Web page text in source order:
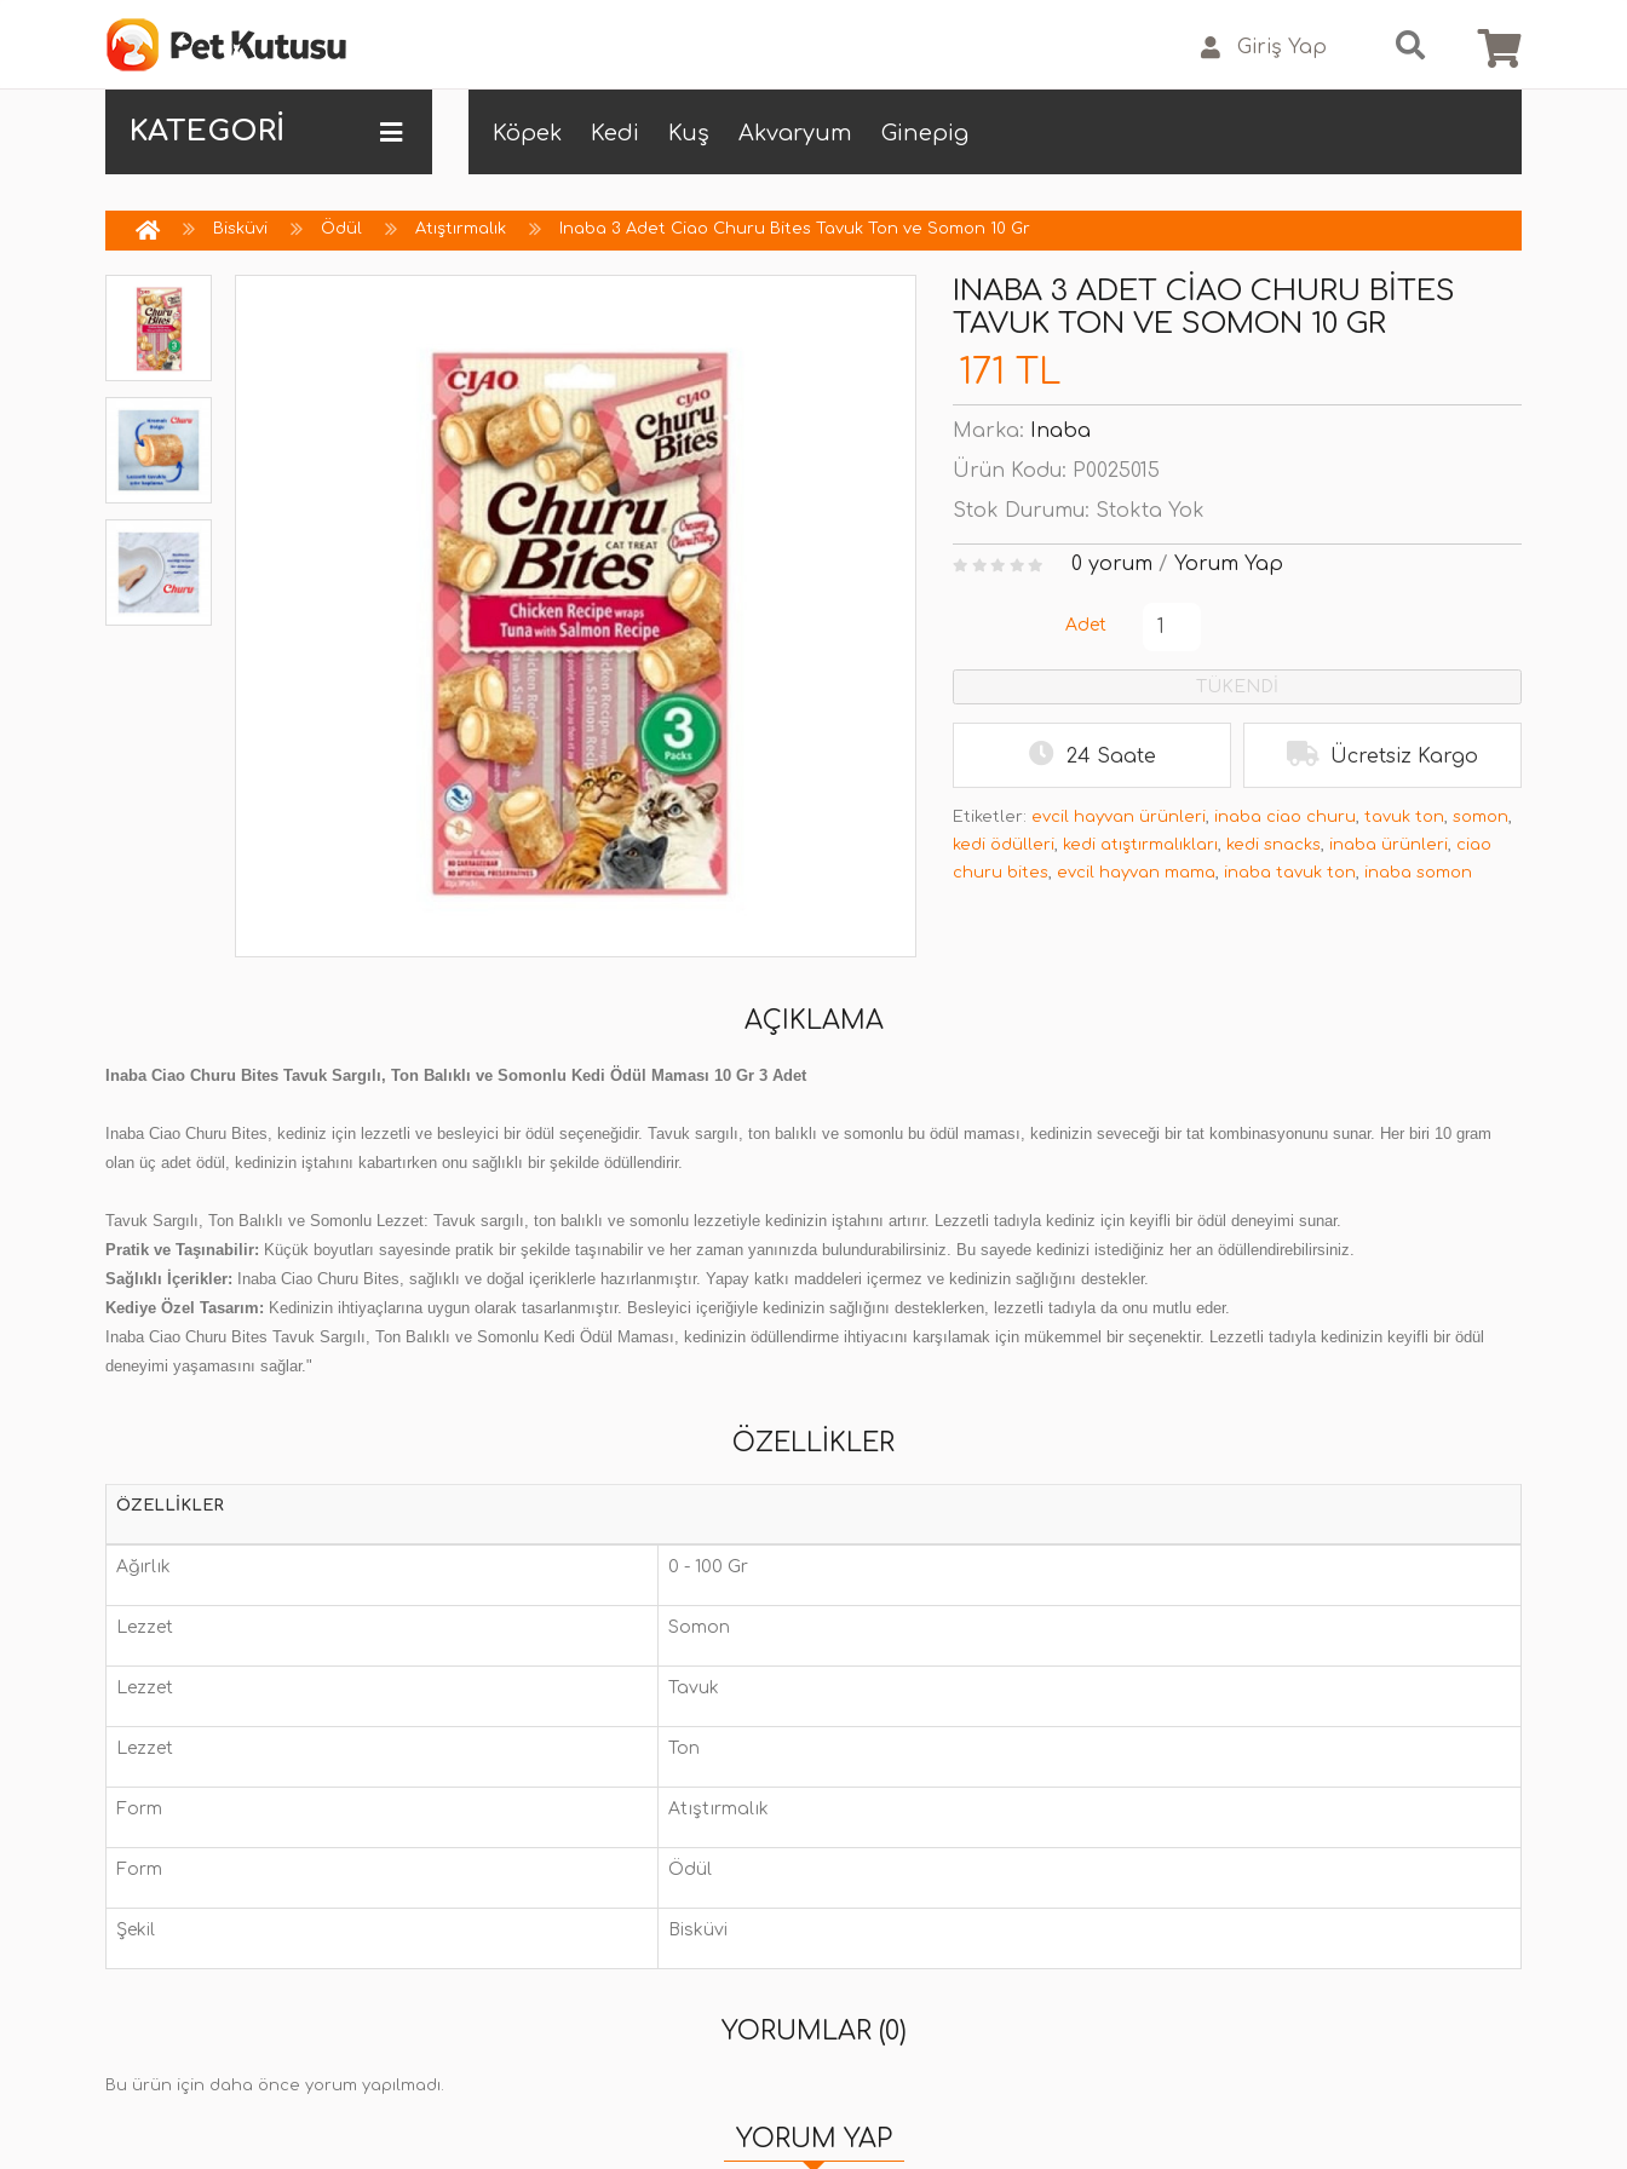
Giriş Yap
KATEGORİ Köpek Kedi Kuş Akvaryum Ginepig
Bisküvi Ödül Atıştırmalık Inaba 3 Adet Ciao Churu Bites Tavuk Ton ve Somon 10 Gr
INABA 3 ADET CIAO CHURU BITES
TAVUK TON VE SOMON 10 GR
171 TL
Marka: Inaba
Ürün Kodu: P0025015
Stok Durumu: Stokta Yok
0 yorum / Yorum Yap
Adet
TÜKENDİ
24 Saate Ücretsiz Kargo
Etiketler: evcil hayvan ürünleri, inaba ciao churu, tavuk ton, somon,
kedi ödülleri, kedi atıştırmalıkları, kedi snacks, inaba ürünleri, ciao
churu bites, evcil hayvan mama, inaba tavuk ton, inaba somon
AÇIKLAMA
Inaba Ciao Churu Bites Tavuk Sargılı, Ton Balıklı ve Somonlu Kedi Ödül Maması 10 Gr 3 Adet
Inaba Ciao Churu Bites, kediniz için lezzetli ve besleyici bir ödül seçeneğidir. Tavuk sargılı, ton balıklı ve somonlu bu ödül maması, kedinizin seveceği bir tat kombinasyonunu sunar. Her biri 10 gram
olan üç adet ödül, kedinizin iştahını kabartırken onu sağlıklı bir şekilde ödüllendirir.
Tavuk Sargılı, Ton Balıklı ve Somonlu Lezzet: Tavuk sargılı, ton balıklı ve somonlu lezzetiyle kedinizin iştahını artırır. Lezzetli tadıyla kediniz için keyifli bir ödül deneyimi sunar.
Pratik ve Taşınabilir: Küçük boyutları sayesinde pratik bir şekilde taşınabilir ve her zaman yanınızda bulundurabilirsiniz. Bu sayede kedinizi istediğiniz her an ödüllendirebilirsiniz.
Sağlıklı İçerikler: Inaba Ciao Churu Bites, sağlıklı ve doğal içeriklerle hazırlanmıştır. Yapay katkı maddeleri içermez ve kedinizin sağlığını destekler.
Kediye Özel Tasarım: Kedinizin ihtiyaçlarına uygun olarak tasarlanmıştır. Besleyici içeriğiyle kedinizin sağlığını desteklerken, lezzetli tadıyla da onu mutlu eder.
Inaba Ciao Churu Bites Tavuk Sargılı, Ton Balıklı ve Somonlu Kedi Ödül Maması, kedinizin ödüllendirme ihtiyacını karşılamak için mükemmel bir seçenektir. Lezzetli tadıyla kedinizin keyifli bir ödül
deneyimi yaşamasını sağlar."
ÖZELLIKLER
ÖZELLIKLER
Ağırlık 0 - 100 Gr
Lezzet Somon
Lezzet Tavuk
Lezzet Ton
Form Atıştırmalık
Form Ödül
Şekil Bisküvi
YORUMLAR (0)
Bu ürün için daha önce yorum yapılmadı.
YORUM YAP